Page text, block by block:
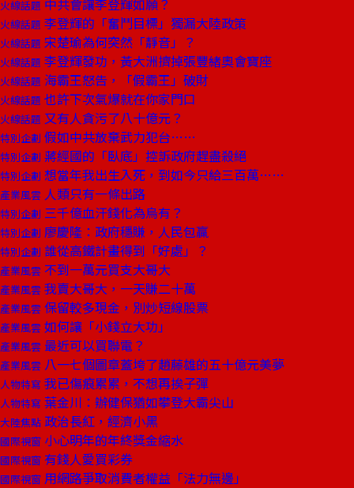
火線話題 中共會讓李登輝如願？
火線話題 李登輝的「奮鬥目標」獨漏大陸政策
火線話題 宋楚瑜為何突然「靜音」？
火線話題 李登輝發功，黃大洲擠掉張豐緒奧會寶座
火線話題 海霸王怒告，「假霸王」破財
火線話題 也許下次氣爆就在你家門口
火線話題 又有人貪污了八十億元？
特別企劃 假如中共放棄武力犯台……
特別企劃 蔣經國的「臥底」控訴政府趕盡殺絕
特別企劃 想當年我出生入死，到如今只給三百萬……
產業風雲 人類只有一條出路
特別企劃 三千億血汗錢化為烏有？
特別企劃 廖慶隆：政府穩賺，人民包贏
特別企劃 誰從高鐵計畫得到「好處」？
產業風雲 不到一萬元買支大哥大
產業風雲 我賣大哥大，一天賺二十萬
產業風雲 保留較多現金，別炒短線股票
產業風雲 如何讓「小錢立大功」
產業風雲 最近可以買聯電？
產業風雲 八一七個圖章蓋垮了趙藤雄的五十億元美夢
人物特寫 我已傷痕累累，不想再挨子彈
人物特寫 葉金川：辦健保猶如攀登大霸尖山
大陸焦點 政治長紅，經濟小黑
國際視窗 小心明年的年終獎金縮水
國際視窗 有錢人愛買彩券
國際視窗 用網路爭取消費者權益「法力無邊」